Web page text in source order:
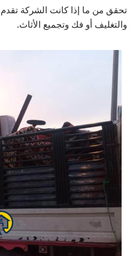
تحقق من ما إذا كانت الشركة
والتغليف أو فك وتجميع الأثاث.